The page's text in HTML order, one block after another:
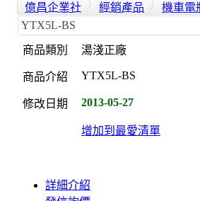
億昌企業社 經銷產品
機車電
YTX5L-BS
商品類別 湯淺正廠
商品介紹 YTX5L-BS
修改日期 2013-05-27
增加到最愛清單
詳細介紹